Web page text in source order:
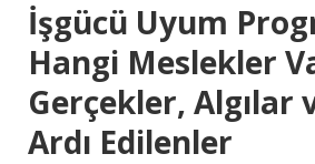
İşgücü Uyum
Hangi Meslekler
Gerçekler, Algılar
Ardı Edilenler